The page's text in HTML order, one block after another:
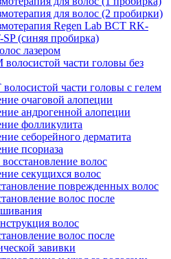
для волос (2 пробирки)
Regen Lab BCT RK-
(синяя пробирка)
лазером
части головы без
части головы с гелем
очаговой алопеции
андрогенной алопеции
фолликулита
себорейного дерматита
псориаза
волос
секущихся волос
поврежденных волос
волос после
волос
волос после
завивки